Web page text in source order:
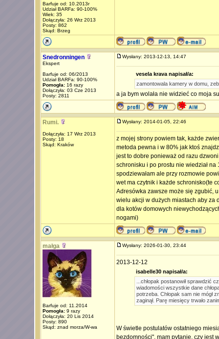
Barfuje od: 10.2013r
Udział BARFa: 90-100%
Wiek: 35
Dołączyła: 26 Wrz 2013
Posty: 862
Skąd: Brzeg
Snedronningen
Ekspert
Barfuje od: 06/2013
Udział BARFa: 90-100%
Pomogła:16 razy
Dołączyła: 03 Cze 2013
Posty: 2811
Wysłany: 2013-12-13, 14:47
vesela krava napisał/a:
zamontowala kamery w domu,
a ja bym wolała nie widzieć co moja
Rumi.
Dołączyła: 17 Wrz 2013
Posty: 18
Skąd: Kraków
Wysłany: 2014-01-05, 22:46
z mojej strony powiem tak, każde
metoda pewna i w 80% jak ktoś
jest to dobre ponieważ od razu
schronisku i po prostu nie wiedział
spodziewałam ale przy rozmowie
wet ma czytnik i każde schronisko(te
Adresówka zawsze może się zgubić,
wielu akcji w dużych miastach aby za
dla kotów domowych
nogami)
małga
Barfuje od: 11.2014
Pomogła:9 razy
Dołączyła: 20 Lis 2014
Posty: 890
Skąd: znad morza/W-wa
Wysłany: 2026-01-30, 23:44
2013-12-12
isabelle30 napisał/a:
...chłopak postanowił sprawdzić
wiadomości wszystkie dane
potrzeba. Chłopak sam nie mógł
zaginął. Parę miesięcy trwało
W świetle postulatów ostatniego
bezdomności", mam pytanie, czy jest